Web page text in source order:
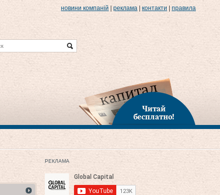
новини компаній реклама контакти правила
Читай
бесплатно!
РЕКЛАМА